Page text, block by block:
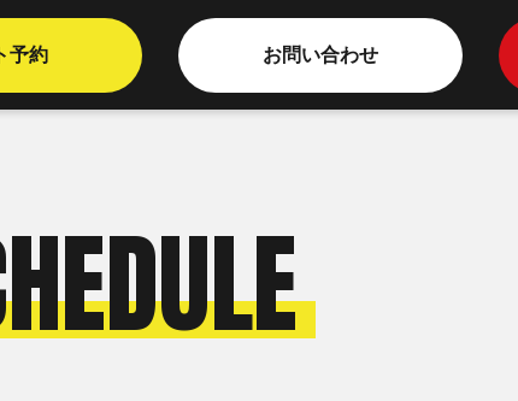
予約 お問い合わせ